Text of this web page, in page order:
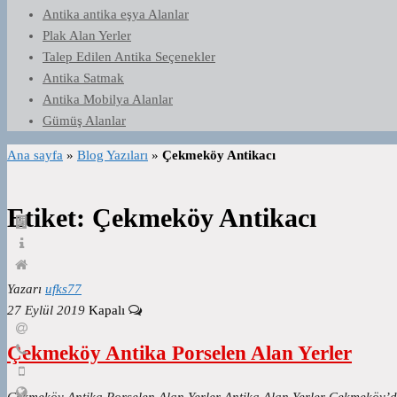
Antika antika eşya Alanlar
Plak Alan Yerler
Talep Edilen Antika Seçenekler
Antika Satmak
Antika Mobilya Alanlar
Gümüş Alanlar
Ana sayfa » Blog Yazıları » Çekmeköy Antikacı
Etiket: Çekmeköy Antikacı
Yazarı ufks77
27 Eylül 2019 Kapalı
Çekmeköy Antika Porselen Alan Yerler